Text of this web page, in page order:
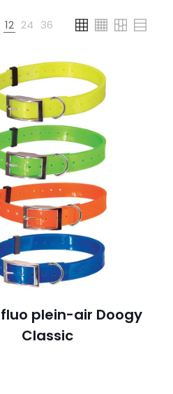
12 24 36
plein-air Doogy
Classic